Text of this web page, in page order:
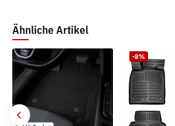
Ähnliche Artikel
-8%